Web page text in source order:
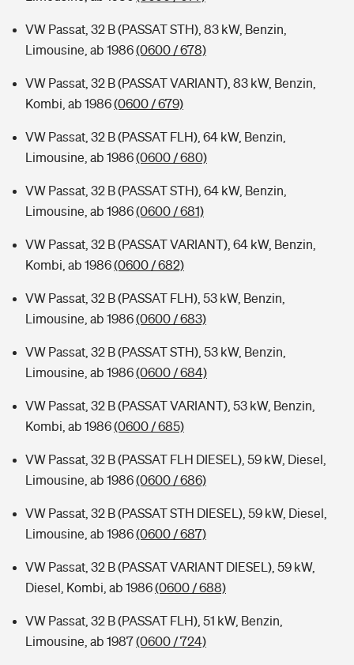
VW Passat, 32 B (PASSAT STH), 83 kW, Benzin,
Limousine, ab 1986(0600 / 678)
VW Passat, 32 B (PASSAT VARIANT), 83 kW, Benzin,
Kombi, ab 1986(0600 / 679)
VW Passat, 32 B (PASSAT FLH), 64 kW, Benzin,
Limousine, ab 1986(0600 / 680)
VW Passat, 32 B (PASSAT STH), 64 kW, Benzin,
Limousine, ab 1986(0600 / 681)
VW Passat, 32 B (PASSAT VARIANT), 64 kW, Benzin,
Kombi, ab 1986(0600 / 682)
VW Passat, 32 B (PASSAT FLH), 53 kW, Benzin,
Limousine, ab 1986(0600 / 683)
VW Passat, 32 B (PASSAT STH), 53 kW, Benzin,
Limousine, ab 1986(0600 / 684)
VW Passat, 32 B (PASSAT VARIANT), 53 kW, Benzin,
Kombi, ab 1986(0600 / 685)
VW Passat, 32 B (PASSAT FLH DIESEL), 59 kW, Diesel,
Limousine, ab 1986(0600 / 686)
VW Passat, 32 B (PASSAT STH DIESEL), 59 kW, Diesel,
Limousine, ab 1986(0600 / 687)
VW Passat, 32 B (PASSAT VARIANT DIESEL), 59 kW,
Diesel, Kombi, ab 1986(0600 / 688)
VW Passat, 32 B (PASSAT FLH), 51 kW, Benzin,
Limousine, ab 1987(0600 / 724)